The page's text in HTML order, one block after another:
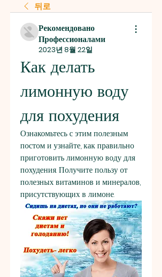
뒤로
Рекомендовано
Профессионалами
2023년 8월 22일
Как делать
лимонную воду
для похудения
Ознакомьтесь с этим полезным
постом и узнайте, как правильно
приготовить лимонную воду для
похудения. Получите пользу от
полезных витаминов и минералов,
присутствующих в лимоне.